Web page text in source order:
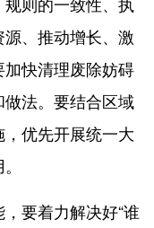
、推动增长、激
快清理废除妨碍
法。要结合区域
优先开展统一大
要着力解决好“谁